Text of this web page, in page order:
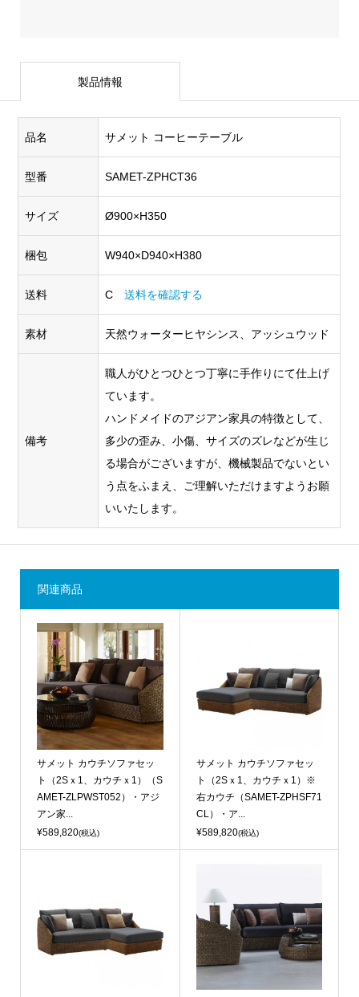
製品情報
品名 サメット コーヒーテーブル
型番 SAMET-ZPHCT36
サイズ Ø900×H350
梱包 W940×D940×H380
送料 C送料を確認する
素材 天然ウォーターヒヤシンス、アッシュウッド
備考
職人がひとつひとつ丁寧に手作りにて仕上げ
ています。
ハンドメイドのアジアン家具の特徴として、
多少の歪み、小傷、サイズのズレなどが生じ
る場合がございますが、機械製品でないとい
う点をふまえ、ご理解いただけますようお願
いいたします。
関連商品
サメット カウチソファセッ
ト（2Sｘ1、カウチｘ1）（S
AMET-ZLPWST052）・アジ
アン家...
¥589,820(税込)
サメット カウチソファセッ
ト（2Sｘ1、カウチｘ1）※
右カウチ（SAMET-ZPHSF71
CL）・ア...
¥589,820(税込)